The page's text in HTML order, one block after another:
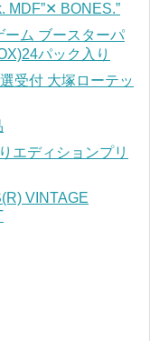
MDF”✕ BONES.”
ム ブースターパ
パック入り
受付 大塚ローテッ
エディションプリ
VINTAGE